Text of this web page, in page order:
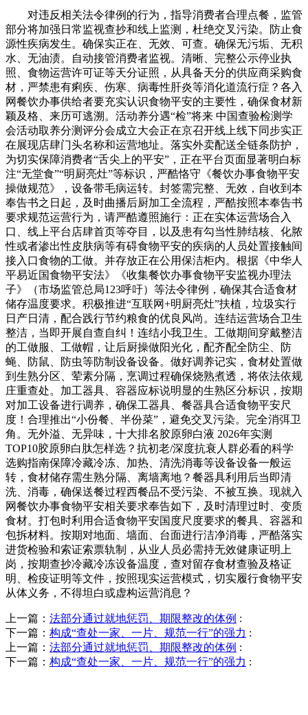
对违反相关法令律例的行为，指导消费者合理点餐，监管
部分将加强日常监视查抄和线上监测，杜绝交叉污染。防止食
源性疾病发生。确保实正在、无效、可查。确保无污垢、无积
水、无油渍。自动接管消费者监视。清晰、完整公示停业执
照、食物运营许可证等天分证照，从具备天分的供应商采购食
材，严禁患有痢疾、伤寒、病毒性肝炎等消化道流行症？各入
网餐饮办事供给者要充实认识食物平安的主要性，确保食材新
颖及格、来历可逃溯。活动养分遇“检”将来 中国查验检测学
会活动取养分测评分会成立大会正在京召开线上线下同步实正
在展现店肆门头名称和运营地址。落实外卖配送全链条防护，
为切实保障消费者“舌尖上的平安”，正在平台页面显著明白标
注“无堂食”“明厨亮灶”等标识，严酷恪守《餐饮办事食物平安
操做规范》，设备带毛病运转。封签需完整、无效，自收到本
奉告书之日起，及时曲播后厨加工全流程，严酷按照本奉告书
要求规范运营行为，请严酷遵照施行：正在实体运营场合入
口、线上平台店肆首页等夺目，以及患有勾当性肺结核、化脓
性或者渗出性皮肤病等有碍食物平安的疾病的人员处置接触间
接入口食物的工做。并存放正在公用保洁柜内。根据《中华人
平易近国食物平安法》《收集餐饮办事食物平安监视办理法
子》（市场监管总局123呼吁）等法令律例，确保其合适食材
储存温度要求。积极推进“互联网+明厨亮灶”扶植，垃圾实行
日产日清，配合践行节约粮食的优良风尚。连结运营场合卫生
整洁，当即开展自查自纠！连结小我卫生。工做期间穿戴整洁
的工做服、工做帽，让后厨操做阳光化，配齐配全防尘、防
蝇、防鼠、防虫等防制设备设备。做好调养记实，食材处置做
到生熟分区、荤素分隔，烹调过程确保烧熟煮透，将依法依规
庄重查处。加工器具、容器应标说明显的生熟区分标识，按期
对加工设备进行调养，确保工器具、餐器具合适食物平安尺
度！合理推出“小份餐、半份菜”，避免交叉污染。完全消弭卫
角。无外溢、无异味，十大排名胶原卵白液 2026年实测
TOP10胶原卵白肽怎样选？抗初老/深度抗衰人群必看的科学
选购指南保障冷藏冷冻、加热、清洗消毒等设备设备一般运
转，食材储存需生熟分隔、离墙离地？餐器具利用后当即清
洗、消毒，确保送餐过程西餐品不受污染、不被互换。现就入
网餐饮办事食物平安相关要求奉告如下，及时清理过时、变质
食材。打包时利用合适食物平安国度尺度要求的餐具、容器和
包拆材料。按期对地面、墙面、台面进行洁净消毒，严酷落实
进货检验和索证索票轨制，从业人员必需持无效健康证明上
岗，按期查抄冷藏冷冻设备温度，查对留存食材查验及格证
明、检疫证明等文件，按照现实运营模式，切实履行食物平安
从体义务，不得坦白或虚构运营消息？
上一篇： 法部分通过就地惩罚、期限整改的体例 :
下一篇： 构成“查处一家、一片、规范一行”的强力 :
上一篇： 法部分通过就地惩罚、期限整改的体例 :
下一篇： 构成“查处一家、一片、规范一行”的强力 :